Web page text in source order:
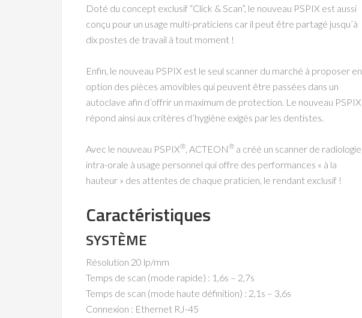
Doté du concept exclusif “Click & Scan”, le nouveau PSPIX est aussi
conçu pour un usage multi-praticiens car il peut être partagé jusqu’à
dix postes de travail à tout moment !
Enfin, le nouveau PSPIX est le seul scanner du marché à proposer en
option des pièces amovibles qui peuvent être passées dans un
autoclave afin d’offrir un maximum de protection. Le nouveau PSPIX
répond ainsi aux critères d’hygiène exigés par les dentistes.
Avec le nouveau PSPIX®, ACTEON® a créé un scanner de radiologie
intra-orale à usage personnel qui offre des performances « à la
hauteur » des attentes de chaque praticien, le rendant exclusif !
Caractéristiques
SYSTÈME
Résolution 20 lp/mm
Temps de scan (mode rapide) : 1,6s – 2,7s
Temps de scan (mode haute définition) : 2,1s – 3,6s
Connexion : Ethernet RJ-45